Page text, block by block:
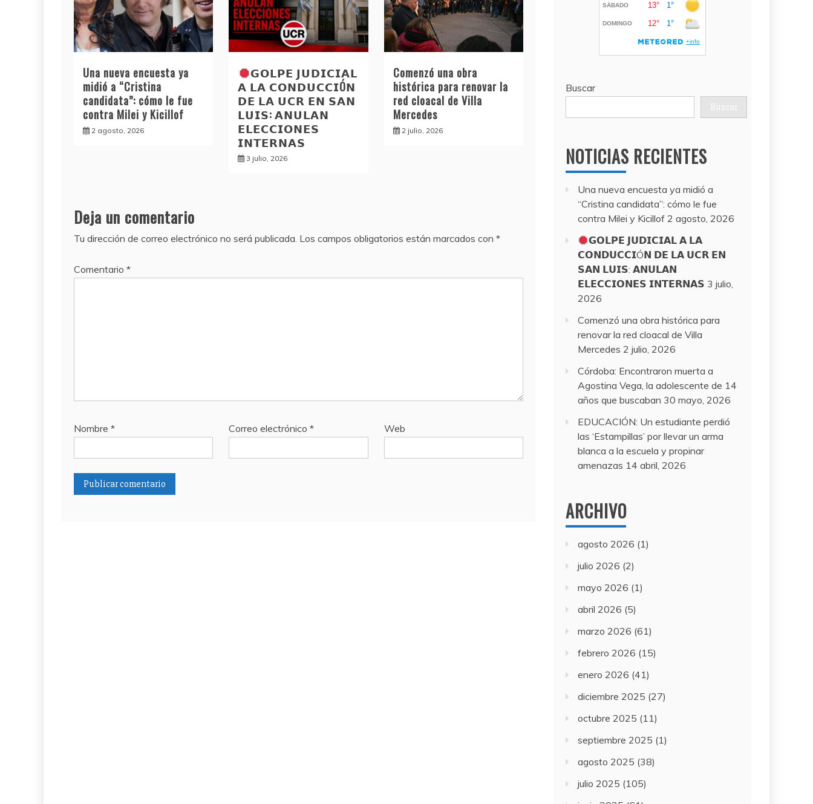
Una nueva encuesta ya
midió a “Cristina
candidata”: cómo le fue
contra Milei y Kicillof
2 agosto, 2026
𝗚𝗢𝗟𝗣𝗘 𝗝𝗨𝗗𝗜𝗖𝗜𝗔𝗟
𝗔 𝗟𝗔 𝗖𝗢𝗡𝗗𝗨𝗖𝗖𝗜Ó𝗡
𝗗𝗘 𝗟𝗔 𝗨𝗖𝗥 𝗘𝗡 𝗦𝗔𝗡
𝗟𝗨𝗜𝗦: 𝗔𝗡𝗨𝗟𝗔𝗡
𝗘𝗟𝗘𝗖𝗖𝗜𝗢𝗡𝗘𝗦
𝗜𝗡𝗧𝗘𝗥𝗡𝗔𝗦
3 julio, 2026
Comenzó una obra
histórica para renovar la
red cloacal de Villa
Mercedes
2 julio, 2026
Deja un comentario
Tu dirección de correo electrónico no será publicada. Los campos obligatorios están marcados con *
Comentario *
Nombre * Correo electrónico* Web
Buscar
Buscar
NOTICIAS RECIENTES
Una nueva encuesta ya midió a
“Cristina candidata”: cómo le fue
contra Milei y Kicillof 2 agosto, 2026
𝗚𝗢𝗟𝗣𝗘 𝗝𝗨𝗗𝗜𝗖𝗜𝗔𝗟 𝗔 𝗟𝗔
𝗖𝗢𝗡𝗗𝗨𝗖𝗖𝗜Ó𝗡 𝗗𝗘 𝗟𝗔 𝗨𝗖𝗥 𝗘𝗡
𝗦𝗔𝗡 𝗟𝗨𝗜𝗦: 𝗔𝗡𝗨𝗟𝗔𝗡
𝗘𝗟𝗘𝗖𝗖𝗜𝗢𝗡𝗘𝗦 𝗜𝗡𝗧𝗘𝗥𝗡𝗔𝗦 3 julio,
2026
Comenzó una obra histórica para
renovar la red cloacal de Villa
Mercedes 2 julio, 2026
Córdoba: Encontraron muerta a
Agostina Vega, la adolescente de 14
años que buscaban 30 mayo, 2026
EDUCACIÓN: Un estudiante perdió
las ‘Estampillas’ por llevar un arma
blanca a la escuela y propinar
amenazas 14 abril, 2026
ARCHIVO
agosto 2026 (1)
julio 2026 (2)
mayo 2026 (1)
abril 2026 (5)
marzo 2026 (61)
febrero 2026 (15)
enero 2026 (41)
diciembre 2025 (27)
octubre 2025 (11)
septiembre 2025 (1)
agosto 2025 (38)
julio 2025 (105)